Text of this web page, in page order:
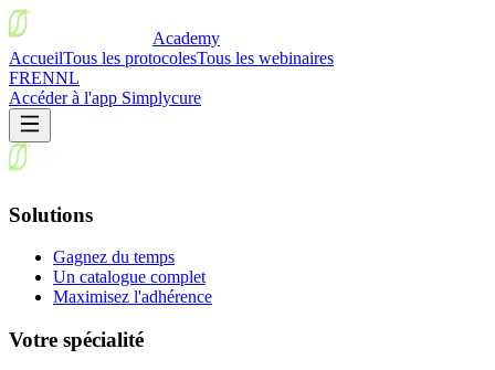
Academy
AccueilTous les protocolesTous les webinaires
FRENNL
Accéder à l'app Simplycure
Solutions
Gagnez du temps
Un catalogue complet
Maximisez l'adhérence
Votre spécialité